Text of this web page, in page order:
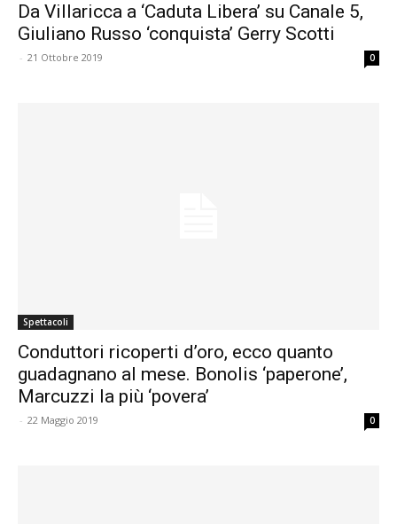
Da Villaricca a ‘Caduta Libera’ su Canale 5,
Giuliano Russo ‘conquista’ Gerry Scotti
- 21 Ottobre 2019 0
Spettacoli
Conduttori ricoperti d’oro, ecco quanto
guadagnano al mese. Bonolis ‘paperone’,
Marcuzzi la più ‘povera’
- 22 Maggio 2019 0